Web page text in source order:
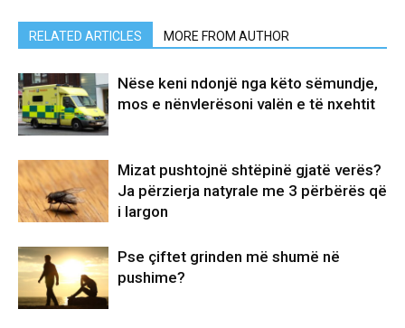
RELATED ARTICLES MORE FROM AUTHOR
Nëse keni ndonjë nga këto sëmundje,
mos e nënvlerësoni valën e të nxehtit
Mizat pushtojnë shtëpinë gjatë verës?
Ja përzierja natyrale me 3 përbërës që
i largon
Pse çiftet grinden më shumë në
pushime?